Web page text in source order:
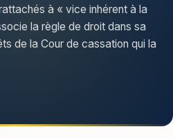
à « vice inhérent à la
la règle de droit dans sa
de la Cour de cassation qui la